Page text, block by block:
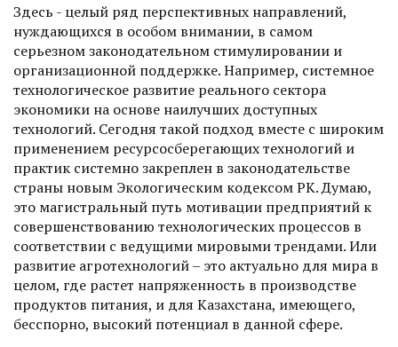
Здесь - целый ряд перспективных направлений,
нуждающихся в особом внимании, в самом
серьезном законодательном стимулировании и
организационной поддержке. Например, системное
технологическое развитие реального сектора
экономики на основе наилучших доступных
технологий. Сегодня такой подход вместе с широким
применением ресурсосберегающих технологий и
практик системно закреплен в законодательстве
страны новым Экологическим кодексом РК. Думаю,
это магистральный путь мотивации предприятий к
совершенствованию технологических процессов в
соответствии с ведущими мировыми трендами. Или
развитие агротехнологий – это актуально для мира в
целом, где растет напряженность в производстве
продуктов питания, и для Казахстана, имеющего,
бесспорно, высокий потенциал в данной сфере.